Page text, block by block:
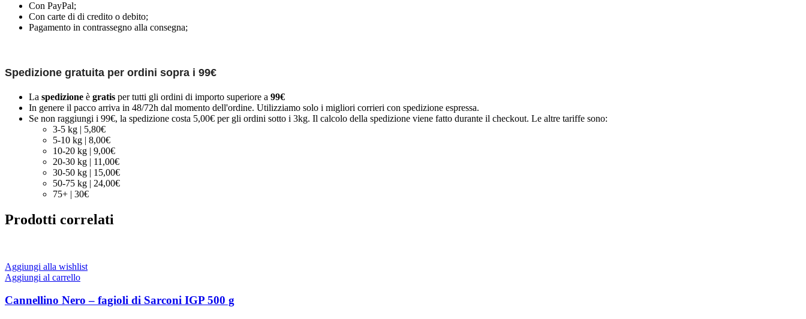
Con PayPal;
Con carte di di credito o debito;
Pagamento in contrassegno alla consegna;
Spedizione gratuita per ordini sopra i 99€
La spedizione è gratis per tutti gli ordini di importo superiore a 99€
In genere il pacco arriva in 48/72h dal momento dell'ordine. Utilizziamo solo i migliori corrieri con spedizione espressa.
Se non raggiungi i 99€, la spedizione costa 5,00€ per gli ordini sotto i 3kg. Il calcolo della spedizione viene fatto durante il checkout. Le altre tariffe sono:
3-5 kg | 5,80€
5-10 kg | 8,00€
10-20 kg | 9,00€
20-30 kg | 11,00€
30-50 kg | 15,00€
50-75 kg | 24,00€
75+ | 30€
Prodotti correlati
Aggiungi alla wishlist
Aggiungi al carrello
Cannellino Nero – fagioli di Sarconi IGP 500 g